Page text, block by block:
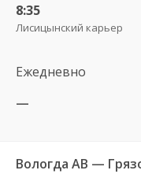
8:35
Лисицынский карьер
Ежедневно
—
Вологда АВ —